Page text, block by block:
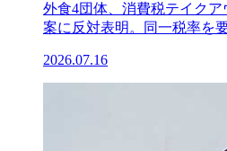
外食4団体、消費税テイクア
案に反対表明。同一税率を
2026.07.16